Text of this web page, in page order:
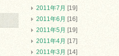
2011年7月 [19]
2011年6月 [16]
2011年5月 [19]
2011年4月 [17]
2011年3月 [14]